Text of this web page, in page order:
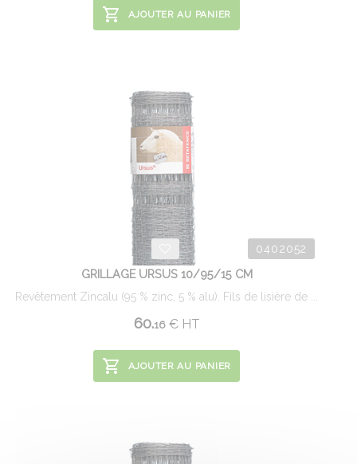
AJOUTER AU PANIER
0402052
GRILLAGE URSUS 10/95/15 CM
Revêtement Zincalu (95 % zinc, 5 % alu). Fils de lisière de ...
60.16 €HT
AJOUTER AU PANIER